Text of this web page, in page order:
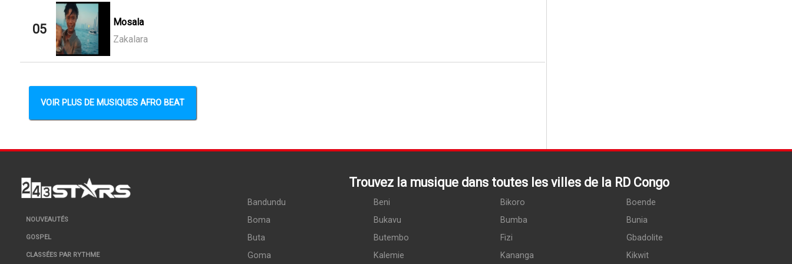
05
Mosala
Zakalara
VOIR PLUS DE MUSIQUES AFRO BEAT
NOUVEAUTÉS
GOSPEL
CLASSÉES PAR RYTHME
Trouvez la musique dans toutes les villes de la RD Congo
Bandundu Beni Bikoro
Boende
Boma
Bukavu Bumba
Bunia
Buta
Butembo Fizi
Gbadolite
Goma
Kalemie Kananga Kikwit